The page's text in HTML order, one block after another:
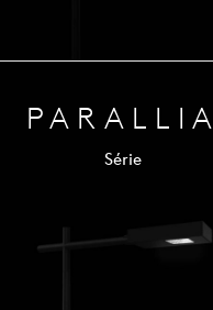
PARA LLIA
Série